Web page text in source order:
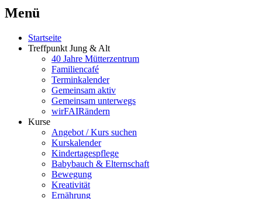
Menü
Startseite
Treffpunkt Jung & Alt
40 Jahre Mütterzentrum
Familiencafé
Terminkalender
Gemeinsam aktiv
Gemeinsam unterwegs
wirFAIRändern
Kurse
Angebot / Kurs suchen
Kurskalender
Kindertagespflege
Babybauch & Elternschaft
Bewegung
Kreativität
Ernährung